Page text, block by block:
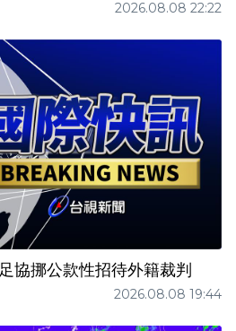
2026.08.08 22:22
協挪公款性招待外籍裁判
2026.08.08 19:44